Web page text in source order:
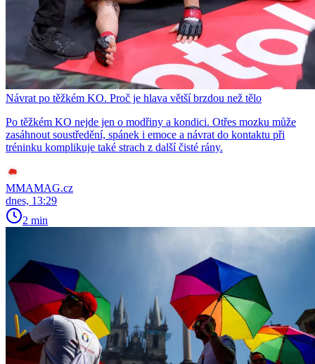
Návrat po těžkém KO. Proč je hlava větší brzdou než tělo
Po těžkém KO nejde jen o modřiny a kondici. Otřes mozku může
zasáhnout soustředění, spánek i emoce a návrat do kontaktu při
tréninku komplikuje také strach z další čisté rány.
MMAMAG.cz
dnes, 13:29
2 min